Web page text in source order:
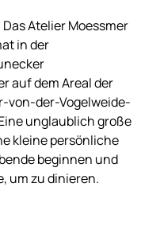
Atelier Moessmer
in der
auf dem Areal der
von-der-Vogelweide-
unglaublich große
kleine persönliche
beginnen und
um zu dinieren.